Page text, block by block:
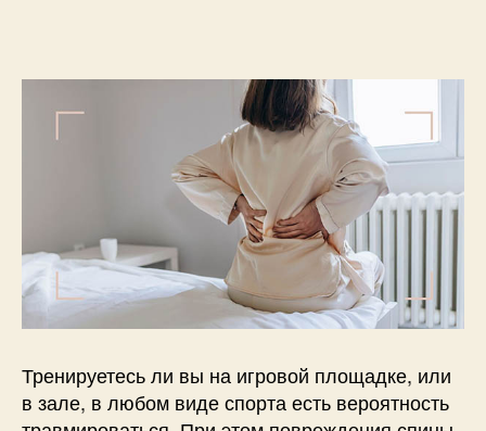
Тренируетесь ли вы на игровой площадке, или
в зале, в любом виде спорта есть вероятность